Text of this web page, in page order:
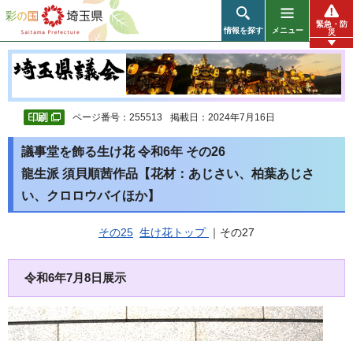
彩の国 埼玉県
情報を探す メニュー
緊急・防
災
ページ番号：255513 掲載日：2024年7月16日
議事堂を飾る生け花 令和6年 その26
龍生派 須貝順茜作品【花材：あじさい、柏葉あじさ
い、クロロウバイほか】
その25 生け花トップ ｜その27
令和6年7月8日展示